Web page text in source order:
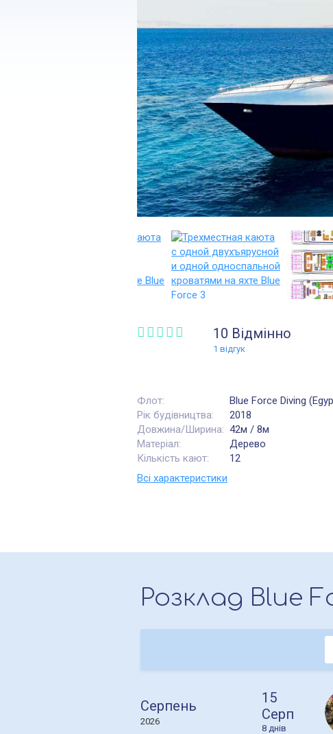
10 Відмінно
1 відгук
Флот:
Blue Force Diving
Рік будівництва:
2018
Довжина/Ширина: 42м / 8м
Матеріал:
Дерево
Кількість кают:
12
Всі характеристики
Розклад Blue
Серпень
2026
15
Серп
8 днів